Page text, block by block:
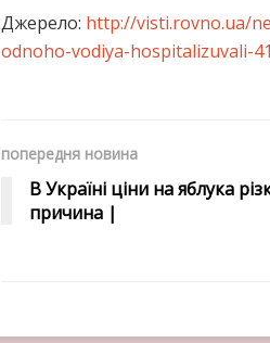
Джерело: http://visti.rovno.ua/
odnoho-vodiya-hospitalizuvali-
попередня новина
В Україні ціни на яблука
причина |